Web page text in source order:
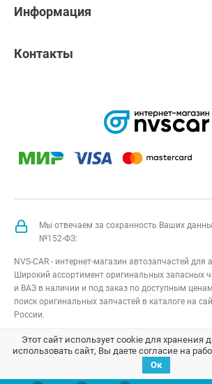
Информация
Контакты
Мы отвечаем за сохранность Ваших
№152-ФЗ:
NVS-CAR - интернет-магазин автозапчастей
Широкий ассортимент оригинальных запасных
и ВАЗ в наличии и под заказ по доступным
поиск оригинальных запчастей в каталоге на
России.
NVS-CAR© 2014 –2026Все права
Договор оферта; Политика
Этот сайт использует cookie для хранения
использовать сайт, Вы даете согласие на
Ок